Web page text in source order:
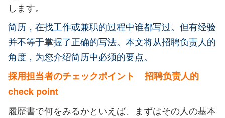
します。
简历，在找工作或兼职的过程中谁都写过。但有经验
并不等于掌握了正确的写法。本文将从招聘负责人的
角度，为您介绍简历中必须的要点。
採用担当者のチェックポイント 招聘负责人的
check point
履歴書で何をみるかといえば、まずはその人の基本